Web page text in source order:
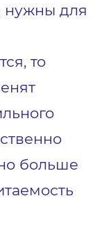
нужны для
то
больше